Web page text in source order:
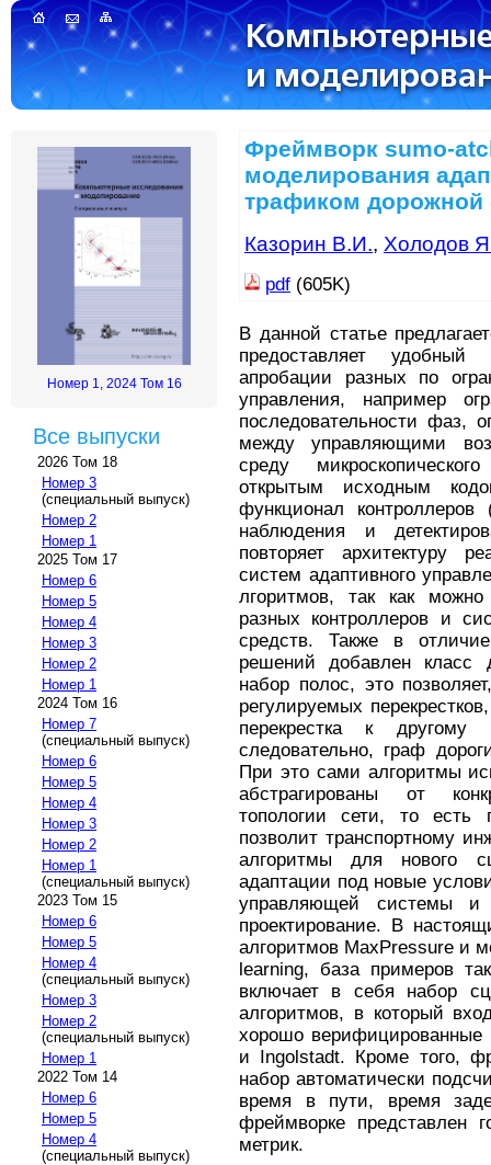
Номер 1, 2024 Том 16
Все выпуски
2026 Том 18
Номер 3
(специальный выпуск)
Номер 2
Номер 1
2025 Том 17
Номер 6
Номер 5
Номер 4
Номер 3
Номер 2
Номер 1
2024 Том 16
Номер 7
(специальный выпуск)
Номер 6
Номер 5
Номер 4
Номер 3
Номер 2
Номер 1
(специальный выпуск)
2023 Том 15
Номер 6
Номер 5
Номер 4
(специальный выпуск)
Номер 3
Номер 2
(специальный выпуск)
Номер 1
2022 Том 14
Номер 6
Номер 5
Номер 4
(специальный выпуск)
Фреймворк sumo-
моделирования
трафиком дорожной
Казорин В.И., Холодов
pdf (605K)
В данной статье
предоставляет
апробации разных по
управления, например
последовательности фаз,
между управляющими
среду
открытым исходным
функционал
наблюдения и
повторяет архитектуру
систем адаптивного
лгоритмов, так как можно
разных контроллеров и
средств. Также в
решений добавлен класс
набор полос, это
регулируемых
перекрестка к
следовательно, граф
При это сами алгоритмы
абстрагированы от
топологии сети, то есть
позволит транспортному
алгоритмы для нового
адаптации под новые
управляющей системы и
проектирование. В
алгоритмов MaxPressure и
learning, база примеров
включает в себя набор
алгоритмов, в который
хорошо верифицированные
и Ingolstadt. Кроме того,
набор автоматически
время в пути, время
фреймворке представлен
метрик.